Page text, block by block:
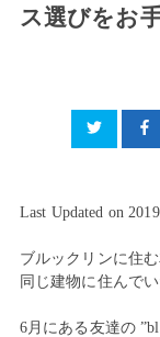
ス選びをお
Last Updated on
ブルックリンに住む
同じ建物に住んで
6月にある友達の